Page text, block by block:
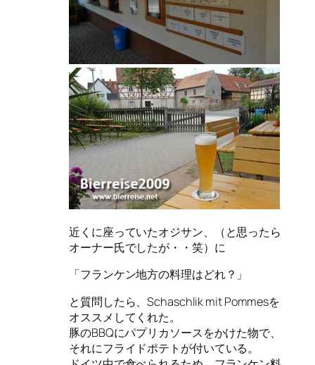
近くに座っていたオジサン、（と思ったら
オーナー氏でしたが・・笑）に
「フランケン地方の料理はどれ？」
と質問したら、Schaschlik mit Pommesを
オススメしてくれた。
豚のBBQにパプリカソースをかけた物で、
それにフライドポテトが付いている。